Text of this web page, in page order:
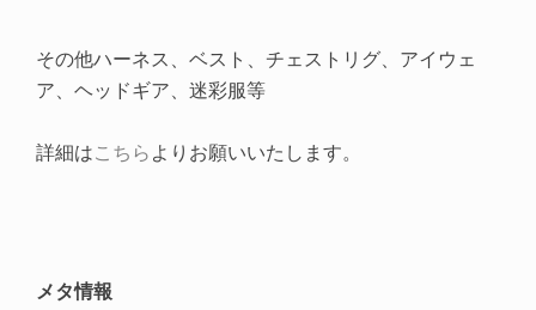
その他ハーネス、ベスト、チェストリグ、アイウェ
ア、ヘッドギア、迷彩服等
詳細はこちら よりお願いいたします。
メタ情報